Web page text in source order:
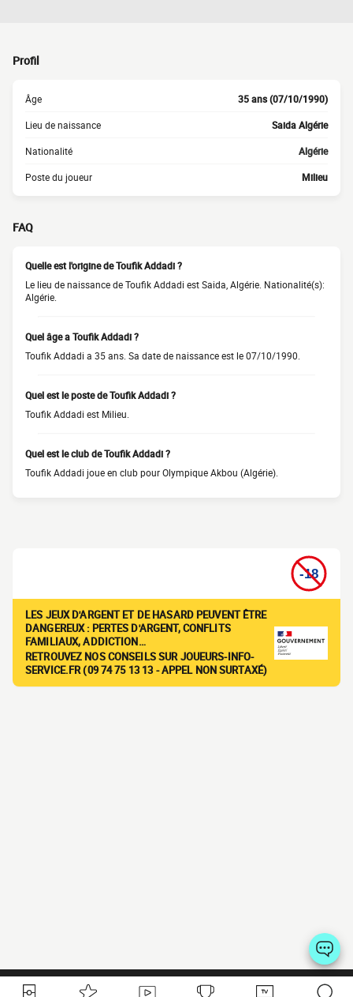
Profil
Âge 35 ans (07/10/1990)
Lieu de naissance Saida Algérie
Nationalité Algérie
Poste du joueur Milieu
FAQ
Quelle est l'origine de Toufik Addadi ?
Le lieu de naissance de Toufik Addadi est Saida, Algérie. Nationalité(s):
Algérie.
Quel âge a Toufik Addadi ?
Toufik Addadi a 35 ans. Sa date de naissance est le 07/10/1990.
Quel est le poste de Toufik Addadi ?
Toufik Addadi est Milieu.
Quel est le club de Toufik Addadi ?
Toufik Addadi joue en club pour Olympique Akbou (Algérie).
LES JEUX D'ARGENT ET DE HASARD PEUVENT ÊTRE
DANGEREUX : PERTES D'ARGENT, CONFLITS
FAMILIAUX, ADDICTION…
RETROUVEZ NOS CONSEILS SUR JOUEURS-INFO-
SERVICE.FR (09 74 75 13 13 - APPEL NON SURTAXÉ)